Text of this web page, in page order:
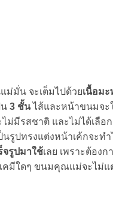
ม่มั่น จะเต็มไปด้วยเนื้อม
3 ชั้นไส้และหน้าขนมจะ
ม่มีรสชาติ และไม่ได้เลื
นรูปทรงแต่งหน้าเค้กจะ
จรูปมาใช้เลย เพราะต้องก
คมีใดๆ ขนมคุณแม่จะไม่แ